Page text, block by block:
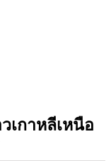
เกาหลีเหนือ